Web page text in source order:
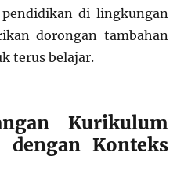
di lingkungan
dorongan tambahan
terus belajar.
Kurikulum
dengan Konteks